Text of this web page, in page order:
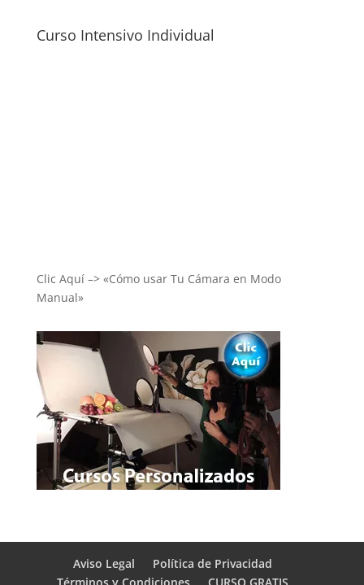
Curso Intensivo Individual
Clic Aquí –> «Cómo usar Tu Cámara en Modo
Manual»
Aviso Legal
Política de Privacidad